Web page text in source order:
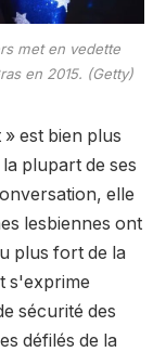
met en vedette
en 2015. (Getty)
est bien plus
plupart de ses
elle
lesbiennes ont
plus fort de la
s'exprime
sécurité des
défilés de la